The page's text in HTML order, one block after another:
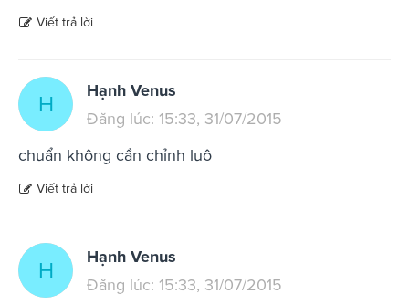
Viết trả lời
H
Hạnh Venus
Đăng lúc: 15:33, 31/07/2015
chuẩn không cần chỉnh luô
Viết trả lời
H
Hạnh Venus
Đăng lúc: 15:33, 31/07/2015